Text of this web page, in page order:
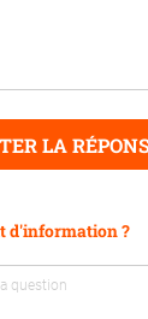
LA
d'information ?